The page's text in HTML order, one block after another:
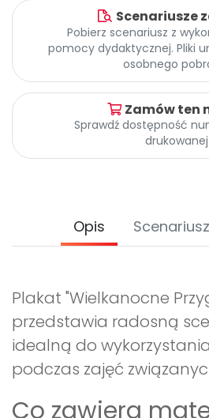
Pomoc
Promocje Scenariusze
Pobierz scenariusz z
pomocy dydaktycznej. Pliki
osobnego
Zamów ten
Sprawdź dostępność
drukowanej
Opis
Plakat "Wielkanocne
przedstawia radosną
idealną do
podczas zajęć
Co zawiera